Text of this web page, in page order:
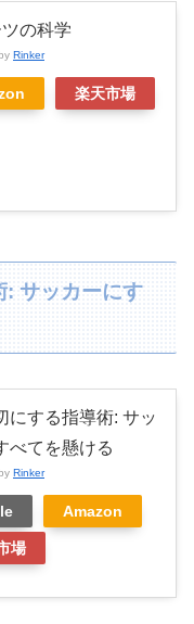
の科学
Rinker
楽天市場
: サッカーにす
にする指導術: サッ
べてを懸ける
Rinker
Amazon
場